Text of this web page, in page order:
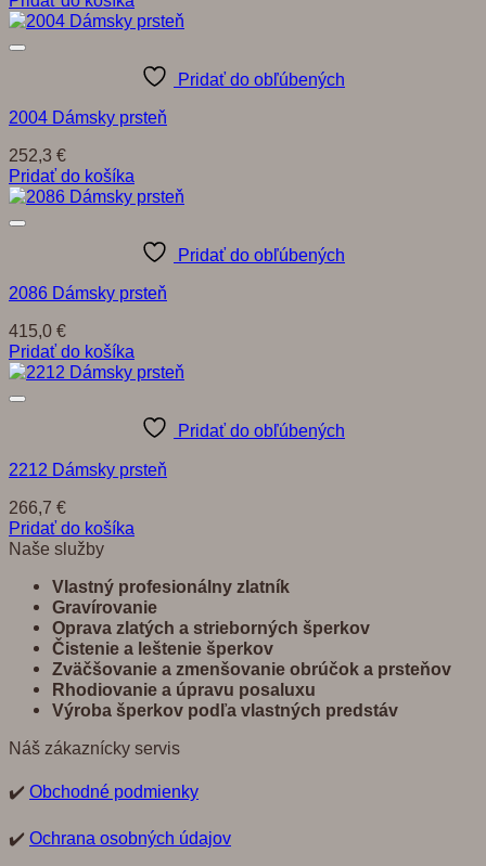
Pridať do obľúbených
2004 Dámsky prsteň
252,3 €
Pridať do košíka
Pridať do obľúbených
2086 Dámsky prsteň
415,0 €
Pridať do košíka
Pridať do obľúbených
2212 Dámsky prsteň
266,7 €
Pridať do košíka
Naše služby
Vlastný profesionálny zlatník
Gravírovanie
Oprava zlatých a strieborných šperkov
Čistenie a leštenie šperkov
Zväčšovanie a zmenšovanie obrúčok a prsteňov
Rhodiovanie a úpravu posaluxu
Výroba šperkov podľa vlastných predstáv
Náš zákaznícky servis
✔️ Obchodné podmienky
✔️ Ochrana osobných údajov